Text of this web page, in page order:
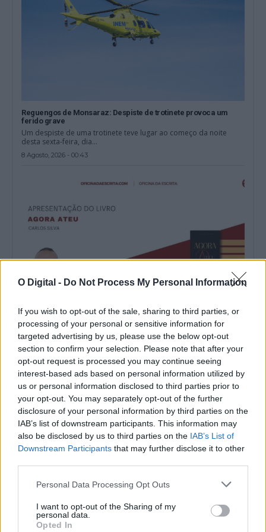
O Digital - Do Not Process My Personal Information
If you wish to opt-out of the sale, sharing to third parties, or
processing of your personal or sensitive information for
targeted advertising by us, please use the below opt-out
section to confirm your selection. Please note that after your
opt-out request is processed you may continue seeing
interest-based ads based on personal information utilized by
us or personal information disclosed to third parties prior to
your opt-out. You may separately opt-out of the further
disclosure of your personal information by third parties on the
IAB’s list of downstream participants. This information may
also be disclosed by us to third parties on the IAB’s List of
Downstream Participants that may further disclose it to other
Personal Data Processing Opt Outs
I want to opt-out of the Sharing of my
personal data.
Opted In
Reguengos de Monsaraz: Despiste de trotinete provoca um
ferido grave
Um despiste de uma trotinete teve lugar ao começo da noite
desta sexta-feira, dia...
8 Agosto, 2026 - 00:43
Autor estremocense Carlos Silva apresenta quarto livro «Agora
Ateu» em Lisboa
O autor natural de Estremoz Carlos Silva vai apresentar o seu
quarto livro, intitulado...
7 Agosto, 2026 - 19:00